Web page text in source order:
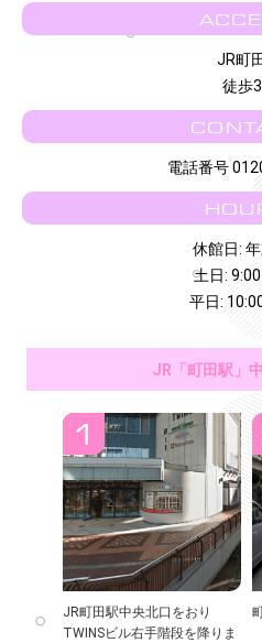
JR町
徒歩
電話番号
休館日:
土日:
平日:
JR「町田駅」
JR町田駅中央北口をおり
TWINSビル右手階段を降りま